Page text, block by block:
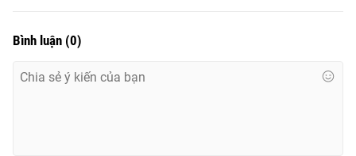
Bình luận (0)